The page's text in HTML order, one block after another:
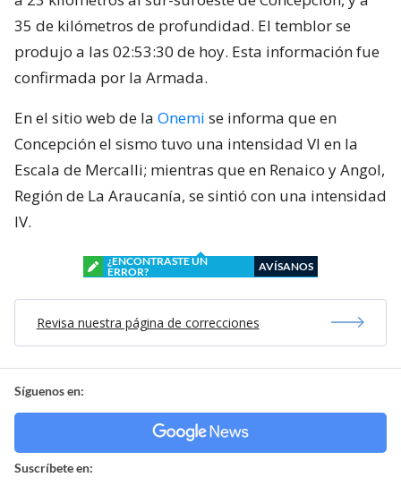
35 de kilómetros de profundidad. El temblor se
produjo a las 02:53:30 de hoy. Esta información fue
confirmada por la Armada.
En el sitio web de la Onemi se informa que en
Concepción el sismo tuvo una intensidad VI en la
Escala de Mercalli; mientras que en Renaico y Angol,
Región de La Araucanía, se sintió con una intensidad
IV.
¿ENCONTRASTE UN
ERROR?
AVÍSANOS
Revisa nuestra página de correcciones
Síguenos en:
Suscríbete en: